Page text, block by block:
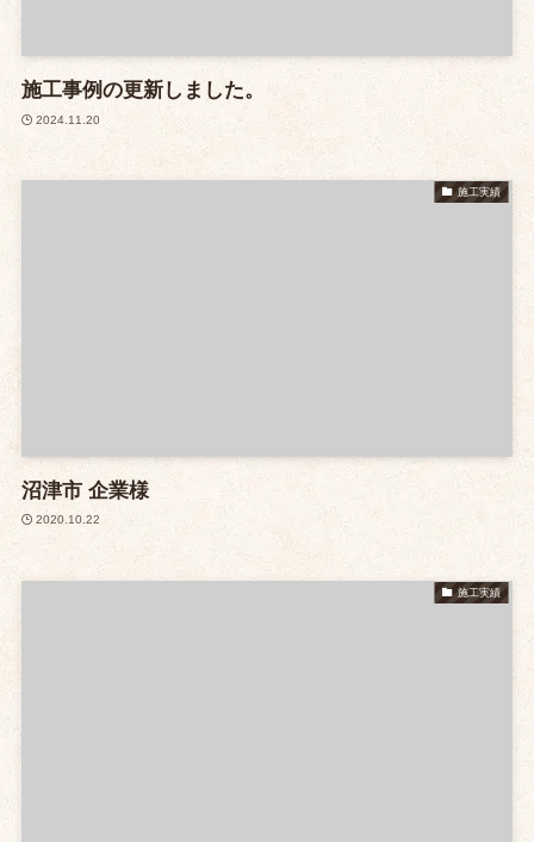
施工事例の更新しました。
2024.11.20
施工実績
沼津市 企業様
2020.10.22
施工実績